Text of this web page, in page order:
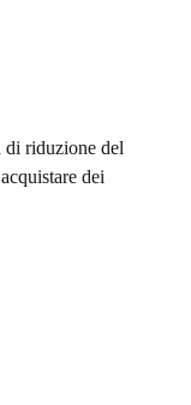
di riduzione del
dei